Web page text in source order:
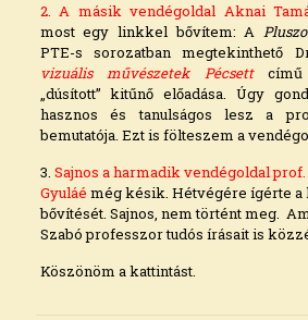
2. A másik vendégoldal Aknai
most egy linkkel bővítem: A
PTE-s sorozatban megtekinthető
vizuális művészetek Pécsett című
„dúsított” kitűnő előadása. Úgy
hasznos és tanulságos lesz a
bemutatója. Ezt is fölteszem a
3. Sajnos a harmadik vendégoldal
Gyuláé még késik. Hétvégére ígérte
bővítését. Sajnos, nem történt meg.
Szabó professzor tudós írásait is
Köszönöm a kattintást.